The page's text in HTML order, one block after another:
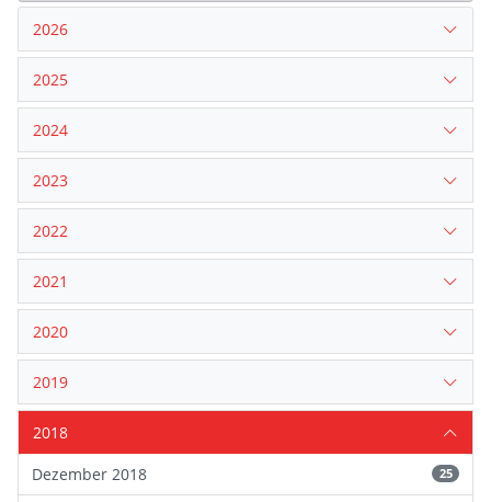
2026
2025
2024
2023
2022
2021
2020
2019
2018
Dezember 2018
25